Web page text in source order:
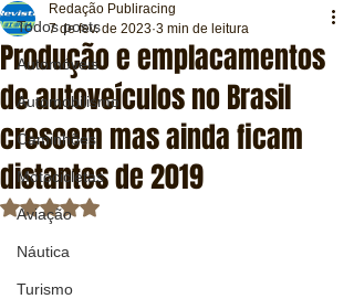
Todos posts
Automóveis
Automobilismo
Caminhões
Motocicletas
Aviação
Náutica
Turismo
Produção e emplacamentos
de autoveículos no Brasil
crescem mas ainda ficam
distantes de 2019
Redação Publiracing
7 de fev. de 2023 3 min de leitura
Avaliado com NaN de 5 estrelas.